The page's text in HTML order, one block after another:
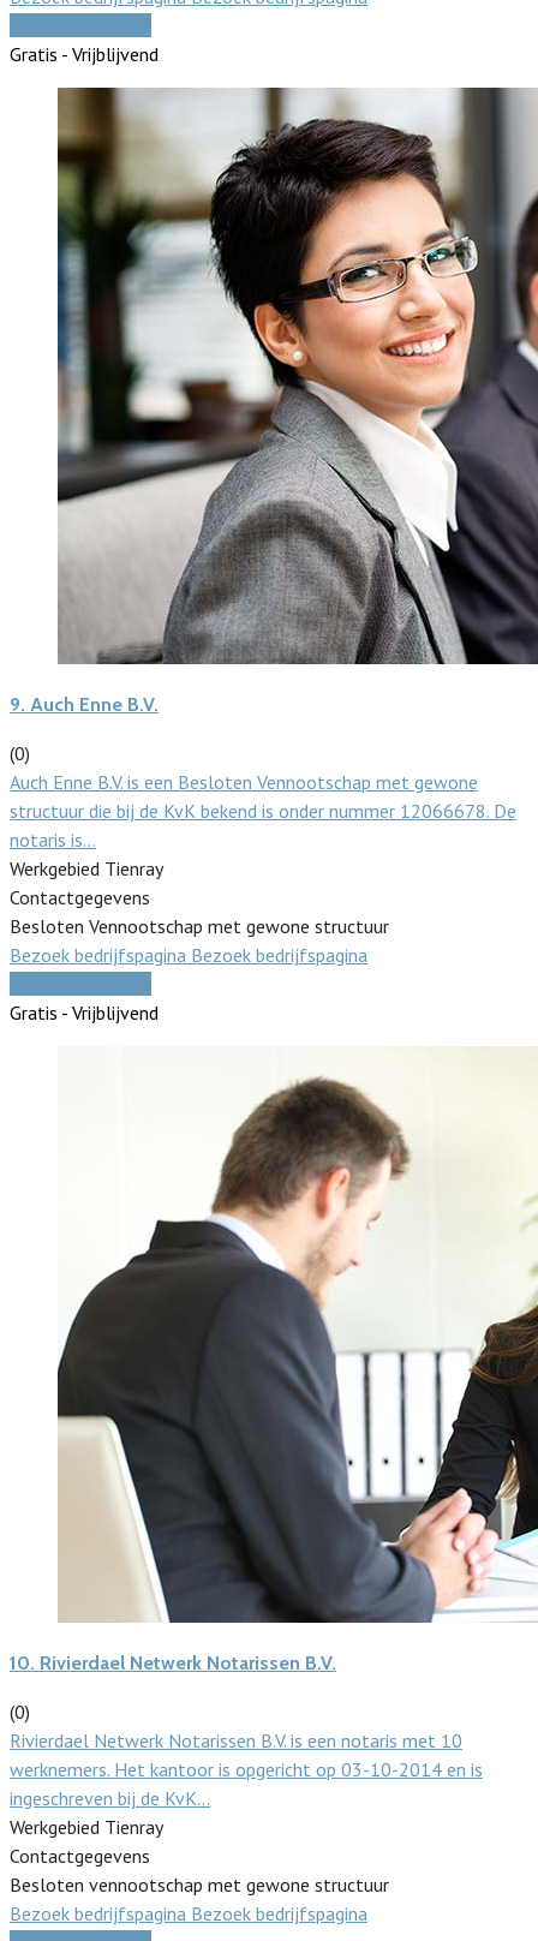
Gratis - Vrijblijvend
9. Auch Enne B.V.
(0)
Auch Enne B.V. is een Besloten Vennootschap met gewone
structuur die bij de KvK bekend is onder nummer 12066678. De
notaris is…
Werkgebied Tienray
Contactgegevens
Besloten Vennootschap met gewone structuur
Bezoek bedrijfspagina Bezoek bedrijfspagina
Gratis - Vrijblijvend
10. Rivierdael Netwerk Notarissen B.V.
(0)
Rivierdael Netwerk Notarissen B.V. is een notaris met 10
werknemers. Het kantoor is opgericht op 03-10-2014 en is
ingeschreven bij de KvK…
Werkgebied Tienray
Contactgegevens
Besloten vennootschap met gewone structuur
Bezoek bedrijfspagina Bezoek bedrijfspagina